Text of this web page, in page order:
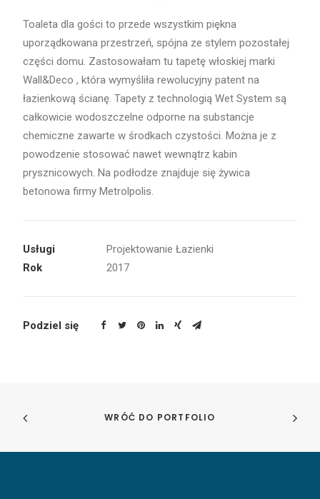
Toaleta dla gości to przede wszystkim piękna
uporządkowana przestrzeń, spójna ze stylem pozostałej
części domu. Zastosowałam tu tapetę włoskiej marki
Wall&Deco , która wymyśliła rewolucyjny patent na
łazienkową ścianę. Tapety z technologią Wet System są
całkowicie wodoszczelne odporne na substancje
chemiczne zawarte w środkach czystości. Można je z
powodzenie stosować nawet wewnątrz kabin
prysznicowych. Na podłodze znajduje się żywica
betonowa firmy Metrolpolis.
Usługi
Projektowanie Łazienki
Rok
2017
Podziel się
WRÓĆ DO PORTFOLIO